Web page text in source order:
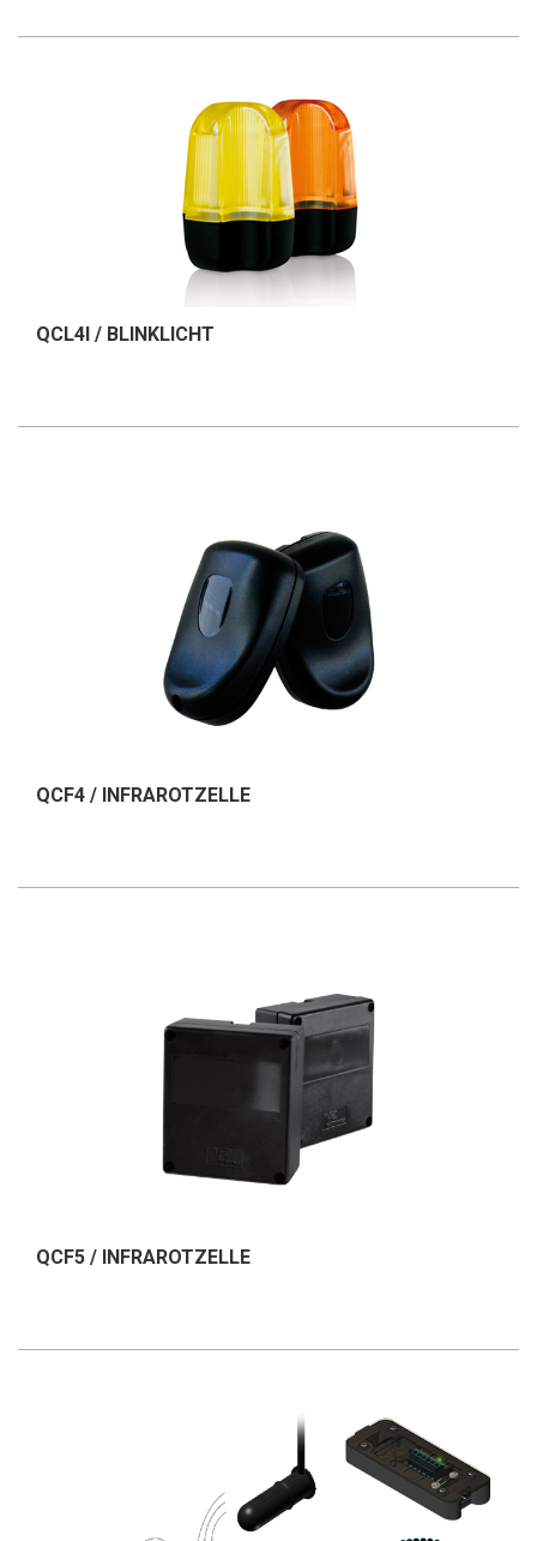
QCL4I / BLINKLICHT
QCF4 / INFRAROTZELLE
QCF5 / INFRAROTZELLE